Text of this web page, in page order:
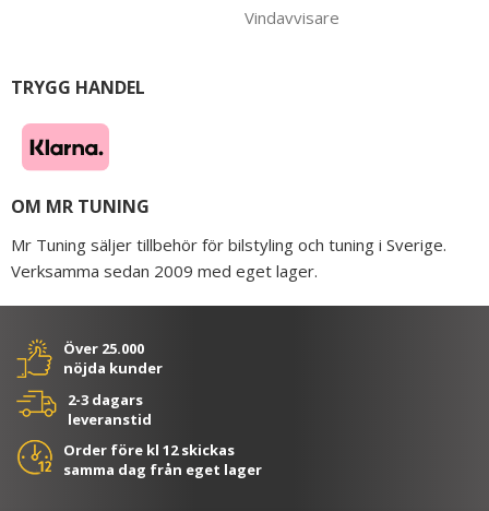
Vindavvisare
TRYGG HANDEL
OM MR TUNING
Mr Tuning säljer tillbehör för bilstyling och tuning i Sverige.
Verksamma sedan 2009 med eget lager.
Över 25.000
nöjda kunder
2-3 dagars
leveranstid
Order före kl 12 skickas
samma dag från eget lager